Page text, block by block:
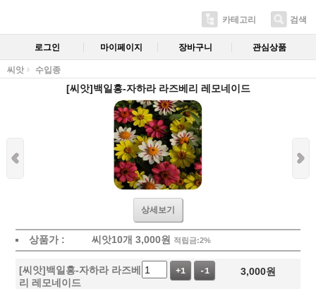
카테고리 검색
로그인 마이페이지 장바구니 관심상품
씨앗 수입종
[씨앗]백일홍-자하라 라즈베리 레모네이드
상세보기
상품가 : 씨앗10개 3,000원 적립금:2%
[씨앗]백일홍-자하라 라즈베
리 레모네이드
+1 -1 3,000원